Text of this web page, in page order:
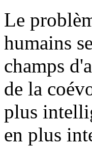
Le
humains
champs
de la
plus
en plus